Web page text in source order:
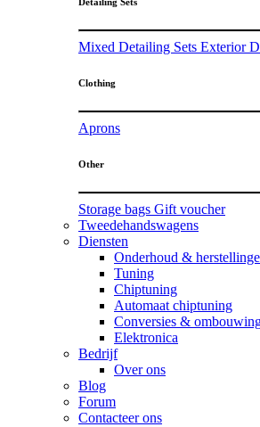
Detailing Sets
Mixed Detailing Sets Exterior
Clothing
Aprons
Other
Storage bags Gift voucher
Tweedehandswagens
Diensten
Onderhoud &
Tuning
Chiptuning
Automaat chiptuning
Conversies &
Elektronica
Bedrijf
Over ons
Blog
Forum
Contacteer ons